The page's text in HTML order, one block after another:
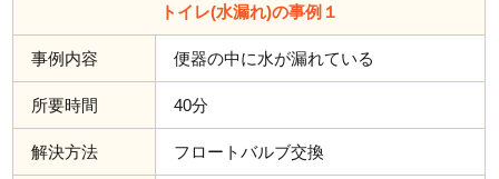
トイレ(水漏れ)の事例１
事例内容 便器の中に水が漏れている
所要時間 40分
解決方法 フロートバルブ交換